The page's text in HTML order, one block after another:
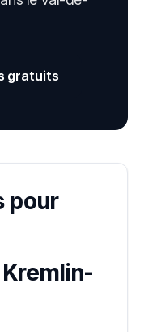
gratuits
pour